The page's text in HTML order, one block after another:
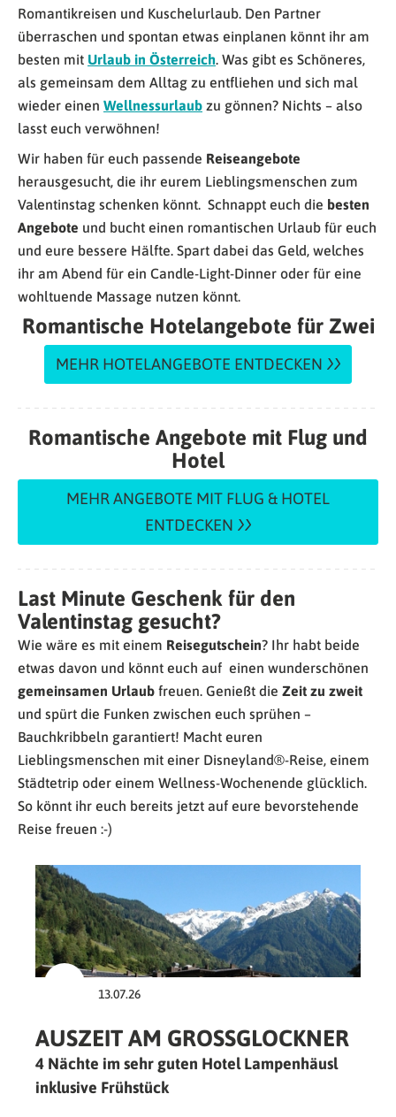
Romantikreisen und Kuschelurlaub. Den Partner
überraschen und spontan etwas einplanen könnt ihr am
besten mit Urlaub in Österreich. Was gibt es Schöneres,
als gemeinsam dem Alltag zu entfliehen und sich mal
wieder einen Wellnessurlaub zu gönnen? Nichts – also
lasst euch verwöhnen!
Wir haben für euch passende Reiseangebote
herausgesucht, die ihr eurem Lieblingsmenschen zum
Valentinstag schenken könnt. Schnappt euch die besten
Angebote und bucht einen romantischen Urlaub für euch
und eure bessere Hälfte. Spart dabei das Geld, welches
ihr am Abend für ein Candle-Light-Dinner oder für eine
wohltuende Massage nutzen könnt.
Romantische Hotelangebote für Zwei
MEHR HOTELANGEBOTE ENTDECKEN
Romantische Angebote mit Flug und
Hotel
MEHR ANGEBOTE MIT FLUG & HOTEL
ENTDECKEN
Last Minute Geschenk für den
Valentinstag gesucht?
Wie wäre es mit einem Reisegutschein? Ihr habt beide
etwas davon und könnt euch auf einen wunderschönen
gemeinsamen Urlaub freuen. Genießt die Zeit zu zweit
und spürt die Funken zwischen euch sprühen –
Bauchkribbeln garantiert! Macht euren
Lieblingsmenschen mit einer Disneyland®-Reise, einem
Städtetrip oder einem Wellness-Wochenende glücklich.
So könnt ihr euch bereits jetzt auf eure bevorstehende
Reise freuen :-)
13.07.26
AUSZEIT AM GROSSGLOCKNER
4 Nächte im sehr guten Hotel Lampenhäusl
inklusive Frühstück